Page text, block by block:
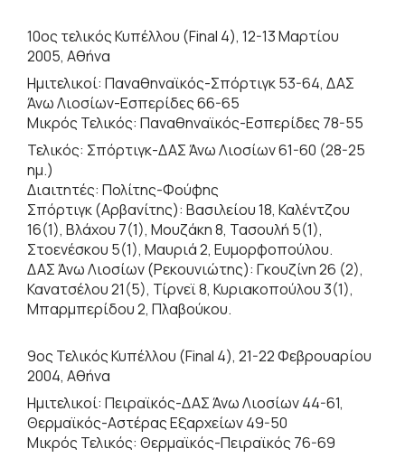
10ος τελικός Κυπέλλου (Final 4), 12-13 Μαρτίου
2005, Αθήνα
Ημιτελικοί: Παναθηναϊκός-Σπόρτιγκ 53-64, ΔΑΣ
Άνω Λιοσίων-Εσπερίδες 66-65
Μικρός Τελικός: Παναθηναϊκός-Εσπερίδες 78-55
Τελικός: Σπόρτιγκ-ΔΑΣ Άνω Λιοσίων 61-60 (28-25
ημ.)
Διαιτητές: Πολίτης-Φούφης
Σπόρτιγκ (Αρβανίτης): Βασιλείου 18, Καλέντζου
16(1), Βλάχου 7(1), Μουζάκη 8, Τασουλή 5(1),
Στοενέσκου 5(1), Μαυριά 2, Ευμορφοπούλου.
ΔΑΣ Άνω Λιοσίων (Ρεκουνιώτης): Γκουζίνη 26 (2),
Κανατσέλου 21(5), Τίρνεϊ 8, Κυριακοπούλου 3(1),
Μπαρμπερίδου 2, Πλαβούκου.
9ος Τελικός Κυπέλλου (Final 4), 21-22 Φεβρουαρίου
2004, Αθήνα
Ημιτελικοί: Πειραϊκός-ΔΑΣ Άνω Λιοσίων 44-61,
Θερμαϊκός-Αστέρας Εξαρχείων 49-50
Μικρός Τελικός: Θερμαϊκός-Πειραϊκός 76-69